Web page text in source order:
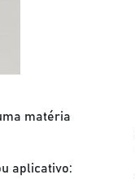
matéria
aplicativo: